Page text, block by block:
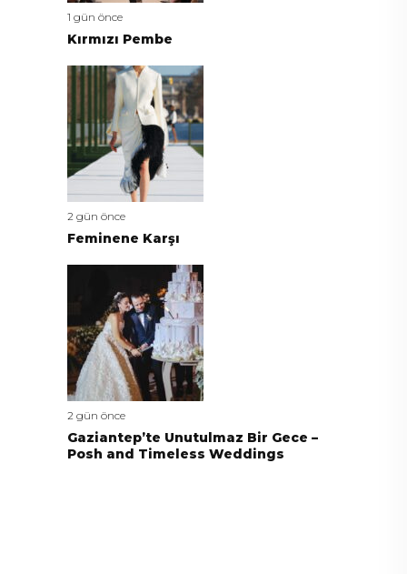
1 gün önce
Kırmızı Pembe
2 gün önce
Feminene Karşı
2 gün önce
Gaziantep’te Unutulmaz Bir Gece –
Posh and Timeless Weddings